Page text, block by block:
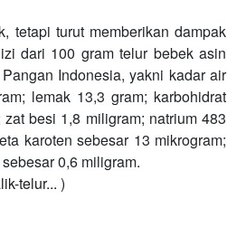
tetapi turut memberikan dampak
dari 100 gram telur bebek asin
Indonesia, yakni kadar air
lemak 13,3 gram; karbohidrat
besi 1,8 miligram; natrium 483
karoten sebesar 13 mikrogram;
0,6 miligram.
telur... )